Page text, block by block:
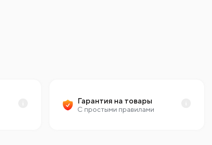
Гарантия на товары
С простыми правилами